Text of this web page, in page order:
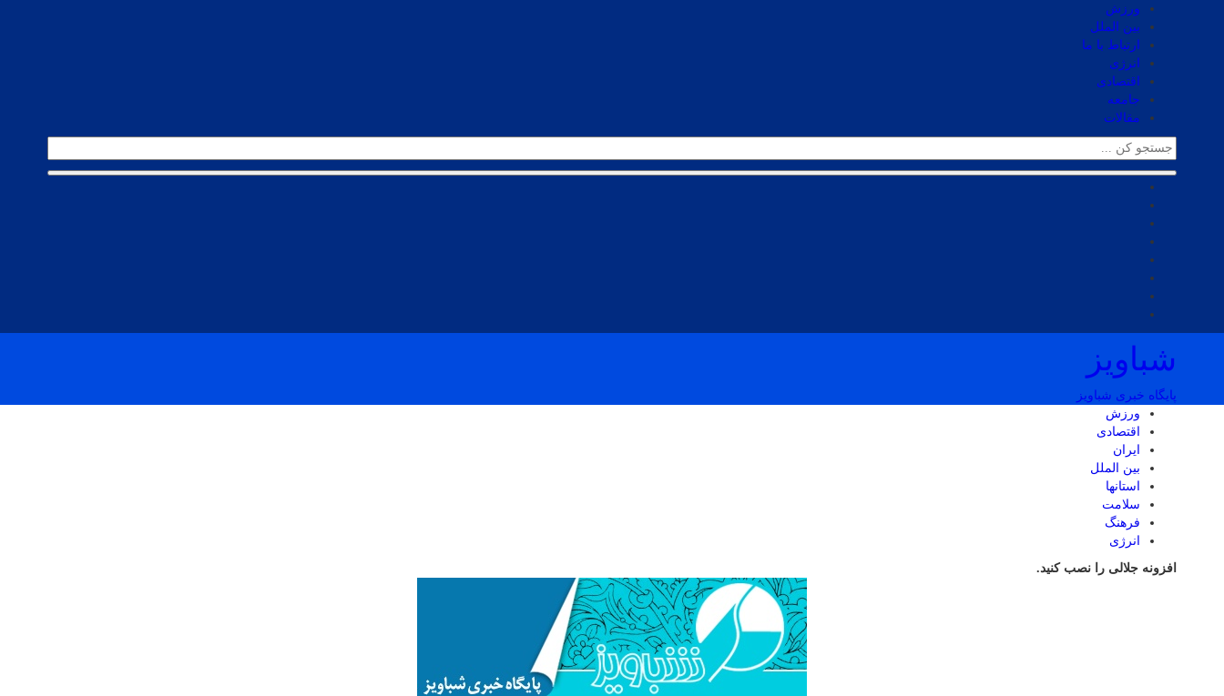
ورزش
بین الملل
ارتباط با ما
انرژی
اقتصادی
جامعه
مقالات
شباویز
پایگاه خبری شباویز
ورزش
اقتصادی
ایران
بین الملل
استانها
سلامت
فرهنگ
انرژی
افزونه جلالی را نصب کنید.